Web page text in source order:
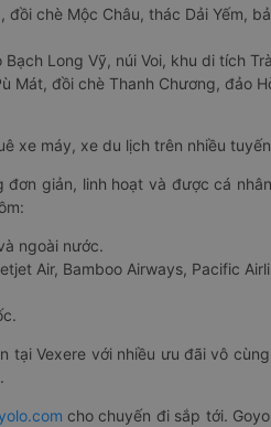
chè Mộc Châu, thác Dải Yếm,
Long Vỹ, núi Voi, khu di tích
Mát, đồi chè Thanh Chương, đảo
xe máy, xe du lịch trên nhiều
giản, linh hoạt và được cá
ngoài nước.
Air, Bamboo Airways, Pacific
Vexere với nhiều ưu đãi vô
cho chuyến đi sắp tới.